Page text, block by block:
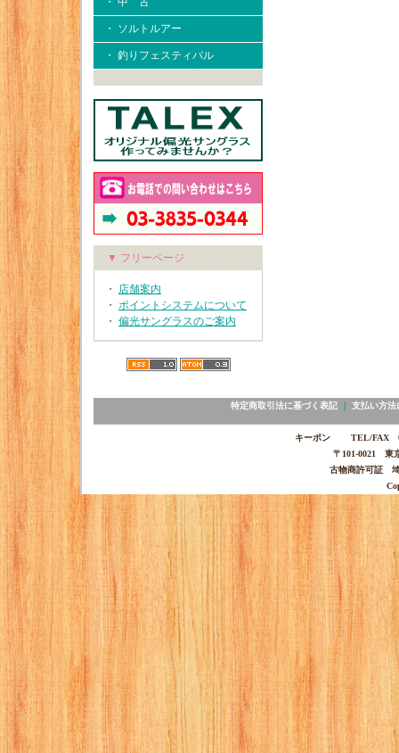
・ ソルトルアー
・ 釣りフェスティバル
▼ フリーページ
・ 店舗案内
・ ポイントシステムについて
・ 偏光サングラスのご案内
特定商取引法に基づく表記｜ 支払い方法
キーポン TEL/FAX
〒101-0021 東
古物商許可証